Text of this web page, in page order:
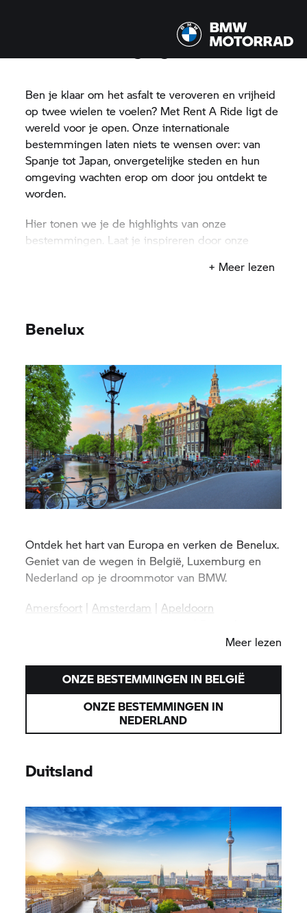
Ontdek onze highlights
Ben je klaar om het asfalt te veroveren en vrijheid
op twee wielen te voelen? Met Rent A Ride ligt de
wereld voor je open. Onze internationale
bestemmingen laten niets te wensen over: van
Spanje tot Japan, onvergetelijke steden en hun
omgeving wachten erop om door jou ontdekt te
worden.
Hier tonen we je de highlights van onze
bestemmingen. Laat je inspireren door onze
+ Meer lezen
Benelux
Ontdek het hart van Europa en verken de Benelux.
Geniet van de wegen in België, Luxemburg en
Nederland op je droommotor van BMW.
Amersfoort | Amsterdam | Apeldoorn
Meer lezen
ONZE BESTEMMINGEN IN BELGIË
ONZE BESTEMMINGEN IN
NEDERLAND
Duitsland